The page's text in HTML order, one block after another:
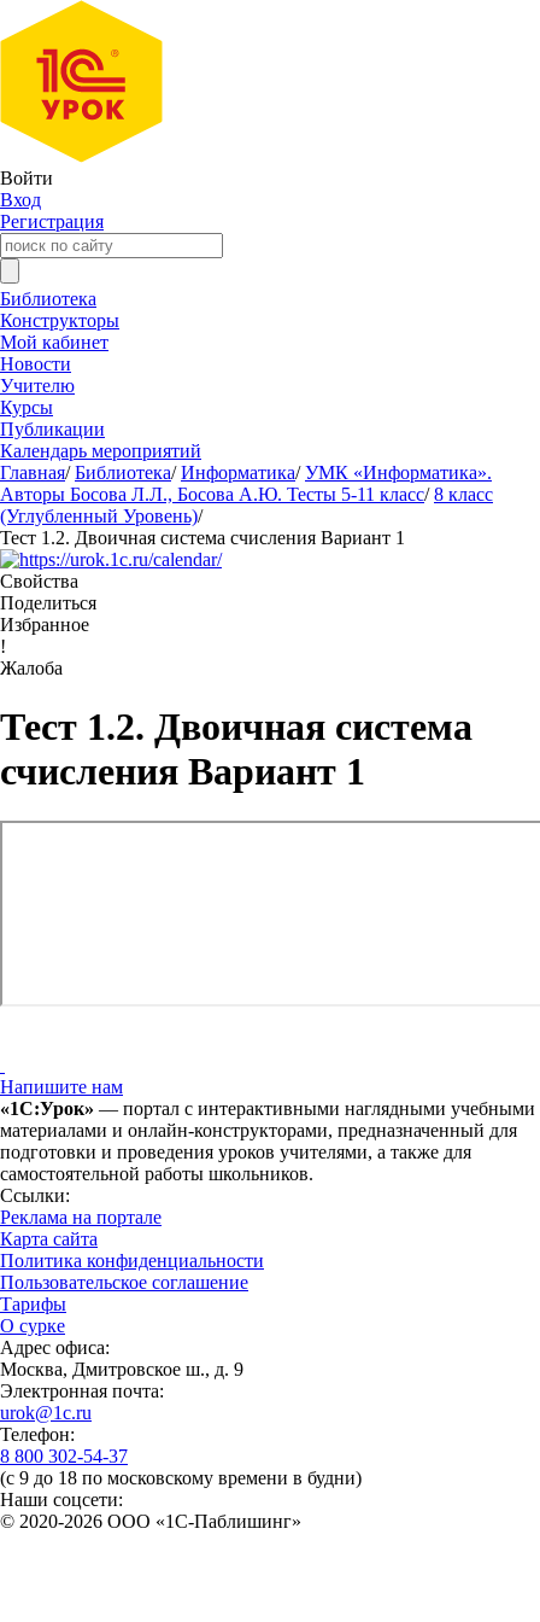
Войти
Вход
Регистрация
Библиотека
Конструкторы
Мой кабинет
Новости
Учителю
Курсы
Публикации
Календарь мероприятий
Главная/ Библиотека/ Информатика/ УМК «Информатика».
Авторы Босова Л.Л., Босова А.Ю. Тесты 5-11 класс/ 8 класс
(Углубленный Уровень)/
Тест 1.2. Двоичная система счисления Вариант 1
Свойства
Поделиться
Избранное
!
Жалоба
Тест 1.2. Двоичная система
счисления Вариант 1
Напишите нам
«1С:Урок» — портал с интерактивными наглядными учебными
материалами и онлайн-конструкторами, предназначенный для
подготовки и проведения уроков учителями, а также для
самостоятельной работы школьников.
Ссылки:
Реклама на портале
Карта сайта
Политика конфиденциальности
Пользовательское соглашение
Тарифы
О сурке
Адрес офиса:
Москва, Дмитровское ш., д. 9
Электронная почта:
urok@1c.ru
Телефон:
8 800 302-54-37
(с 9 до 18 по московскому времени в будни)
Наши соцсети:
© 2020-2026 OOO «1С-Паблишинг»